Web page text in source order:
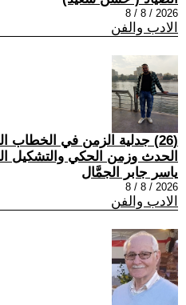
2026 / 8 / 8
الادب والفن
(26) جدلية الزمن في
الحدث وزمن الحكي والتشكيل
ياسر جابر الجمَّال
2026 / 8 / 8
الادب والفن